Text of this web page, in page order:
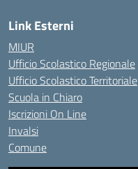
Link Esterni
MIUR
Ufficio Scolastico Regionale
Ufficio Scolastico Territoriale
Scuola in Chiaro
Iscrizioni On Line
Invalsi
Comune